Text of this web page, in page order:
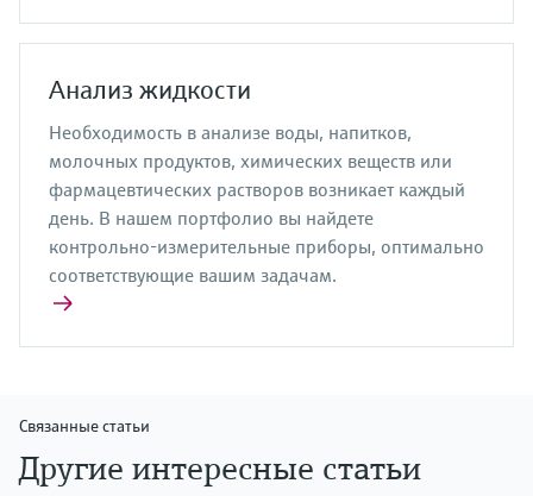
Анализ жидкости
Необходимость в анализе воды, напитков,
молочных продуктов, химических веществ или
фармацевтических растворов возникает каждый
день. В нашем портфолио вы найдете
контрольно-измерительные приборы, оптимально
соответствующие вашим задачам.
Связанные статьи
Другие интересные статьи